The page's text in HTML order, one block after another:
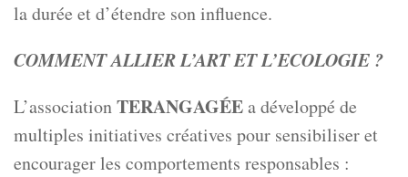
la durée et d’étendre son influence.
COMMENT ALLIER L’ART ET L’ECOLOGIE ?
L’associationTERANGAGÉEa développé de
multiples initiatives créatives pour sensibiliser et
encourager les comportements responsables :